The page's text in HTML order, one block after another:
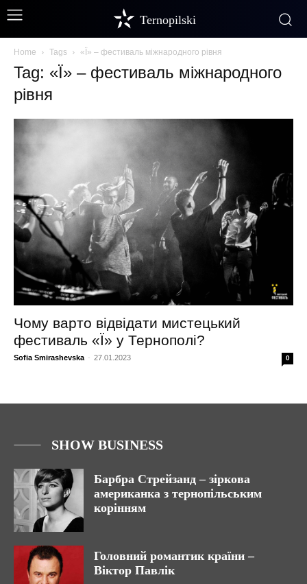
Ternopilski
Home Tags «Ї» – фестиваль міжнародного рівня
Tag: «Ї» – фестиваль міжнародного
рівня
Чому варто відвідати мистецький
фестиваль «Ї» у Тернополі?
Sofia Smirashevska - 27.01.2023 0
SHOW BUSINESS
Барбра Стрейзанд – зіркова
американка з тернопільським
корінням
Головний романтик країни –
Віктор Павлік